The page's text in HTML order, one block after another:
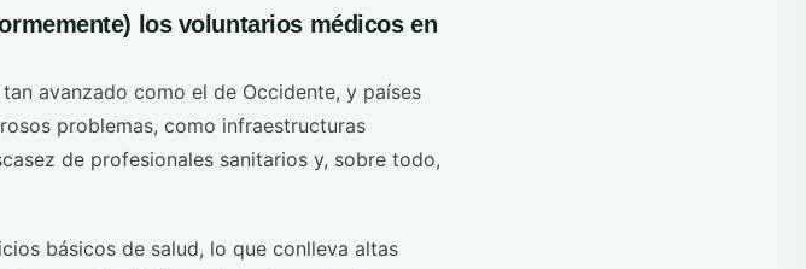
los voluntarios médicos en
avanzado como el de Occidente, y países
problemas, como infraestructuras
de profesionales sanitarios y, sobre todo,
básicos de salud, lo que conlleva altas